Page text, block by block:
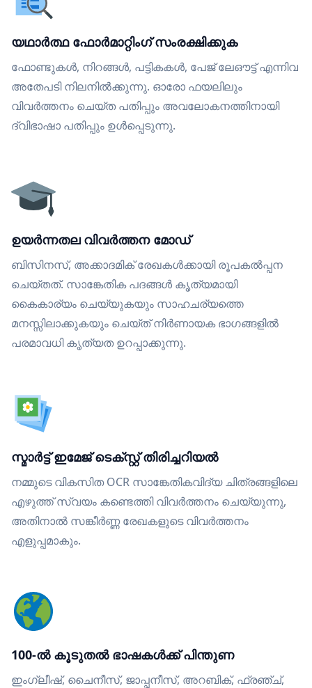
യഥാർത്ഥ ഫോർമാറ്റിംഗ് സംരക്ഷിക്കുക
ഫോണ്ടുകൾ, നിറങ്ങൾ, പട്ടികകൾ, പേജ് ലേഔട്ട് എന്നിവ
അതേപടി നിലനിൽക്കുന്നു. ഓരോ ഫയലിലും
വിവർത്തനം ചെയ്ത പതിപ്പും അവലോകനത്തിനായി
ദ്വിഭാഷാ പതിപ്പും ഉൾപ്പെടുന്നു.
ഉയർന്നതല വിവർത്തന മോഡ്
ബിസിനസ്, അക്കാദമിക് രേഖകൾക്കായി രൂപകൽപ്പന
ചെയ്തത്. സാങ്കേതിക പദങ്ങൾ കൃത്യമായി
കൈകാര്യം ചെയ്യുകയും സാഹചര്യത്തെ
മനസ്സിലാക്കുകയും ചെയ്ത് നിർണായക ഭാഗങ്ങളിൽ
പരമാവധി കൃത്യത ഉറപ്പാക്കുന്നു.
സ്മാർട്ട് ഇമേജ് ടെക്സ്റ്റ് തിരിച്ചറിയൽ
നമ്മുടെ വികസിത OCR സാങ്കേതികവിദ്യ ചിത്രങ്ങളിലെ
എഴുത്ത് സ്വയം കണ്ടെത്തി വിവർത്തനം ചെയ്യുന്നു,
അതിനാൽ സങ്കീർണ്ണ രേഖകളുടെ വിവർത്തനം
എളുപ്പമാകും.
100-ൽ കൂടുതൽ ഭാഷകൾക്ക് പിന്തുണ
ഇംഗ്ലീഷ്, ചൈനീസ്, ജാപ്പനീസ്, അറബിക്, ഫ്രഞ്ച്,